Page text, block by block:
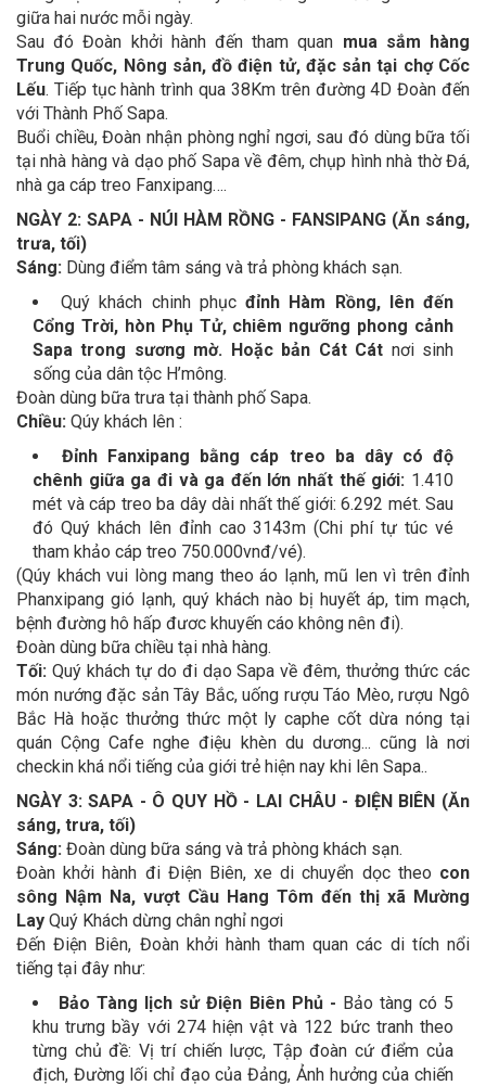
giữa hai nước mỗi ngày.
Sau đó Đoàn khởi hành đến tham quan mua sắm hàng
Trung Quốc, Nông sản, đồ điện tử, đặc sản tại chợ Cốc
Lếu. Tiếp tục hành trình qua 38Km trên đường 4D Đoàn đến
với Thành Phố Sapa.
Buổi chiều, Đoàn nhận phòng nghỉ ngơi, sau đó dùng bữa tối
tại nhà hàng và dạo phố Sapa về đêm, chụp hình nhà thờ Đá,
nhà ga cáp treo Fanxipang….
NGÀY 2: SAPA - NÚI HÀM RỒNG - FANSIPANG (Ăn sáng,
trưa, tối)
Sáng: Dùng điểm tâm sáng và trả phòng khách sạn.
Quý khách chinh phụcđỉnh Hàm Rồng, lên đến
Cổng Trời, hòn Phụ Tử, chiêm ngưỡng phong cảnh
Sapa trong sương mờ. Hoặc bản Cát Cát nơi sinh
sống của dân tộc H’mông.
Đoàn dùng bữa trưa tại thành phố Sapa.
Chiều: Qúy khách lên :
Đỉnh Fanxipang bằng cáp treo ba dây có độ
chênh giữa ga đi và ga đến lớn nhất thế giới: 1.410
mét và cáp treo ba dây dài nhất thế giới: 6.292 mét. Sau
đó Quý khách lên đỉnh cao 3143m (Chi phí tự túc vé
tham khảo cáp treo 750.000vnđ/vé).
(Qúy khách vui lòng mang theo áo lạnh, mũ len vì trên đỉnh
Phanxipang gió lạnh, quý khách nào bị huyết áp, tim mạch,
bệnh đường hô hấp đươc khuyến cáo không nên đi).
Đoàn dùng bữa chiều tại nhà hàng.
Tối: Quý khách tự do đi dạo Sapa về đêm, thưởng thức các
món nướng đặc sản Tây Bắc, uống rượu Táo Mèo, rượu Ngô
Bắc Hà hoặc thưởng thức một ly caphe cốt dừa nóng tại
quán Cộng Cafe nghe điệu khèn du dương... cũng là nơi
checkin khá nổi tiếng của giới trẻ hiện nay khi lên Sapa..
NGÀY 3: SAPA - Ô QUY HỒ - LAI CHÂU - ĐIỆN BIÊN (Ăn
sáng, trưa, tối)
Sáng: Đoàn dùng bữa sáng và trả phòng khách sạn.
Đoàn khởi hành đi Điện Biên, xe di chuyển dọc theo con
sông Nậm Na, vượt Cầu Hang Tôm đến thị xã Mường
Lay Quý Khách dừng chân nghỉ ngơi
Đến Điện Biên, Đoàn khởi hành tham quan các di tích nổi
tiếng tại đây như:
Bảo Tàng lịch sử Điện Biên Phủ - Bảo tàng có 5
khu trưng bầy với 274 hiện vật và 122 bức tranh theo
từng chủ đề: Vị trí chiến lược, Tập đoàn cứ điểm của
địch, Đường lối chỉ đạo của Đảng, Ảnh hưởng của chiến